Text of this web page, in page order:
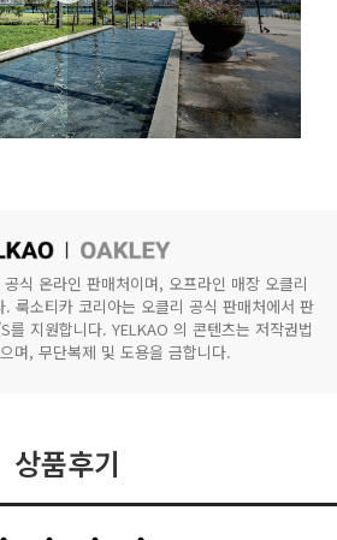
식 온라인 판매처이며, 오프라인 매장 오클리
. 룩소티카 코리아는 오클리 공식 판매처에서 판
를 지원합니다. YELKAO 의 콘텐츠는 저작권법
며, 무단복제 및 도용을 금합니다.
상품후기